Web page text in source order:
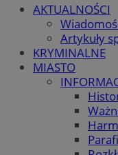
AKTUALNOŚCI
Artykuły
KRYMINALNE
MIASTO